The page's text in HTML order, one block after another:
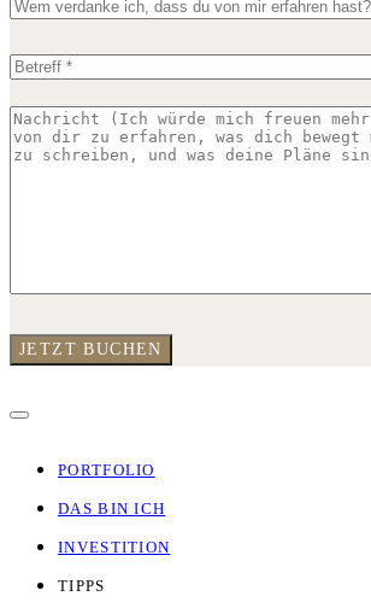
PORTFOLIO
DAS BIN ICH
INVESTITION
TIPPS